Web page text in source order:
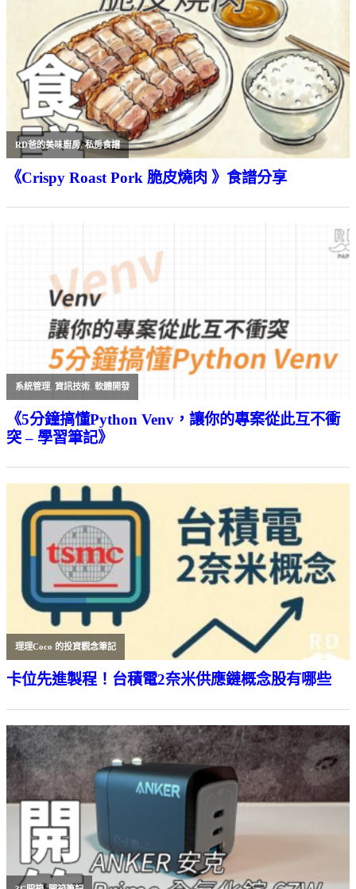
RD爸的美味廚房,私房食譜
《Crispy Roast Pork 脆皮燒肉 》食譜分享
系統管理,資訊技術,軟體開發
《5分鐘搞懂Python Venv，讓你的專案從此互不衝
突 – 學習筆記》
理理Coco 的投資觀念筆記
卡位先進製程！台積電2奈米供應鏈概念股有哪些